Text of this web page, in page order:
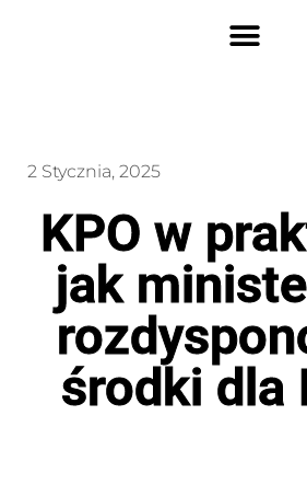
2 Stycznia, 2025
KPO w
jak
środki dla